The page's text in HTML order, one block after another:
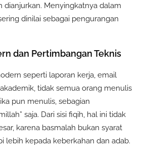
dianjurkan. Menyingkatnya dalam
dinilai sebagai pengurangan
dan Pertimbangan Teknis
seperti laporan kerja, email
tidak semua orang menulis
pun menulis, sebagian
saja. Dari sisi fiqih, hal ini tidak
karena basmalah bukan syarat
lebih kepada keberkahan dan adab.